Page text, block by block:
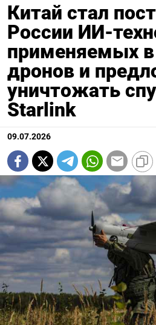
Китай стал
России ИИ-
применяемых в
дронов и
уничтожать
Starlink
09.07.2026